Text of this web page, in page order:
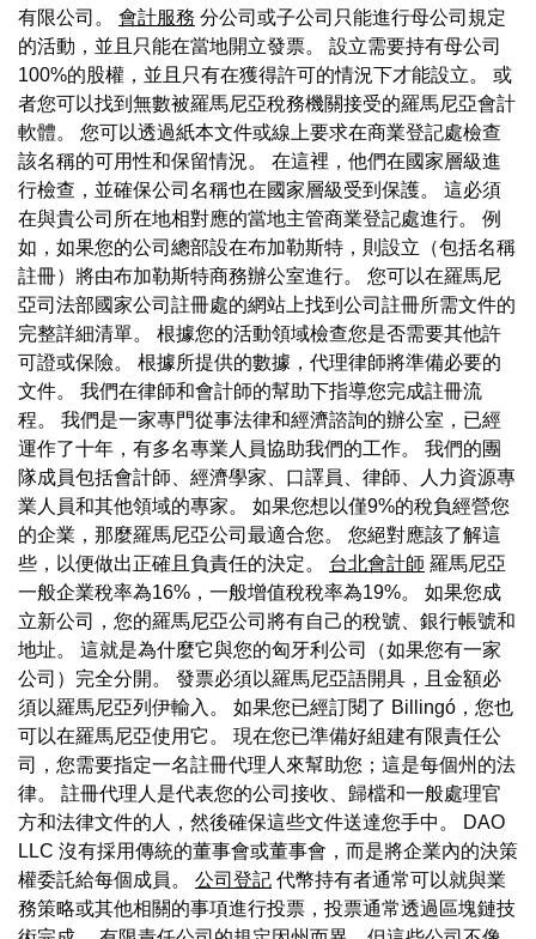
有限公司。 會計服務 分公司或子公司只能進行母公司規定
的活動，並且只能在當地開立發票。 設立需要持有母公司
100%的股權，並且只有在獲得許可的情況下才能設立。 或
者您可以找到無數被羅馬尼亞稅務機關接受的羅馬尼亞會計
軟體。 您可以透過紙本文件或線上要求在商業登記處檢查
該名稱的可用性和保留情況。 在這裡，他們在國家層級進
行檢查，並確保公司名稱也在國家層級受到保護。 這必須
在與貴公司所在地相對應的當地主管商業登記處進行。 例
如，如果您的公司總部設在布加勒斯特，則設立（包括名稱
註冊）將由布加勒斯特商務辦公室進行。 您可以在羅馬尼
亞司法部國家公司註冊處的網站上找到公司註冊所需文件的
完整詳細清單。 根據您的活動領域檢查您是否需要其他許
可證或保險。 根據所提供的數據，代理律師將準備必要的
文件。 我們在律師和會計師的幫助下指導您完成註冊流
程。 我們是一家專門從事法律和經濟諮詢的辦公室，已經
運作了十年，有多名專業人員協助我們的工作。 我們的團
隊成員包括會計師、經濟學家、口譯員、律師、人力資源專
業人員和其他領域的專家。 如果您想以僅9%的稅負經營您
的企業，那麼羅馬尼亞公司最適合您。 您絕對應該了解這
些，以便做出正確且負責任的決定。 台北會計師 羅馬尼亞
一般企業稅率為16%，一般增值稅稅率為19%。 如果您成
立新公司，您的羅馬尼亞公司將有自己的稅號、銀行帳號和
地址。 這就是為什麼它與您的匈牙利公司（如果您有一家
公司）完全分開。 發票必須以羅馬尼亞語開具，且金額必
須以羅馬尼亞列伊輸入。 如果您已經訂閱了 Billingó，您也
可以在羅馬尼亞使用它。 現在您已準備好組建有限責任公
司，您需要指定一名註冊代理人來幫助您；這是每個州的法
律。 註冊代理人是代表您的公司接收、歸檔和一般處理官
方和法律文件的人，然後確保這些文件送達您手中。 DAO
LLC 沒有採用傳統的董事會或董事會，而是將企業內的決策
權委託給每個成員。 公司登記 代幣持有者通常可以就與業
務策略或其他相關的事項進行投票，投票通常透過區塊鏈技